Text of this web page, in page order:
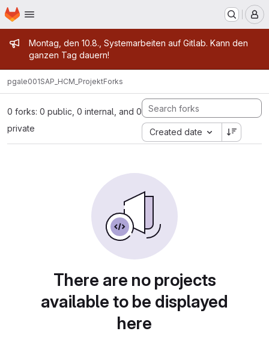
Skip to main content
Homepage
Admin message
Montag, den 10.8., Systemarbeiten auf Gitlab. Kann den
ganzen Tag dauern!
pgale001SAP_HCM_ProjektForks
0 forks: 0 public, 0 internal, and 0
private
Created date
There are no projects
available to be displayed
here